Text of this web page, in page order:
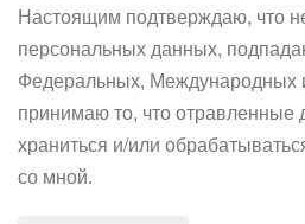
Настоящим подтверждаю, что
персональных данных,
Федеральных, Международных
принимаю то, что отравленные
храниться и/или
со мной.